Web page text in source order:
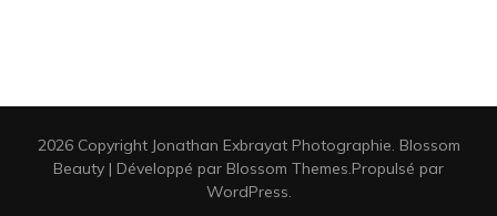
2026 Copyright Jonathan Exbrayat Photographie Blossom
Beauty | Développé par Blossom Themes .Propulsé par
WordPress